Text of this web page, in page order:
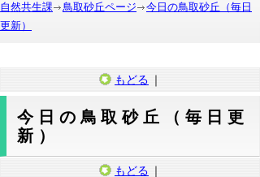
自然共生課
鳥取砂丘ページ
今日の鳥取砂丘（毎日
更新）
もどる ｜
今日の鳥取砂丘（毎日更
新）
もどる ｜